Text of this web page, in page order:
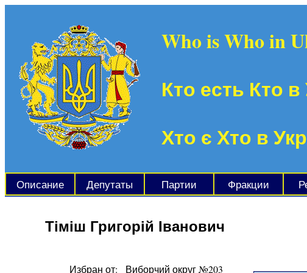
Who is Who in
Кто есть Кто
Хто є Хто в
Описание Депутаты Партии Фракции
Тіміш Григорій Іванович
Избран от:
Виборчий округ №203